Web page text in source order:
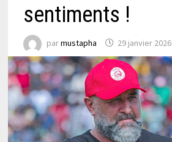
sentiments !
parmustapha 29 janvier 2026